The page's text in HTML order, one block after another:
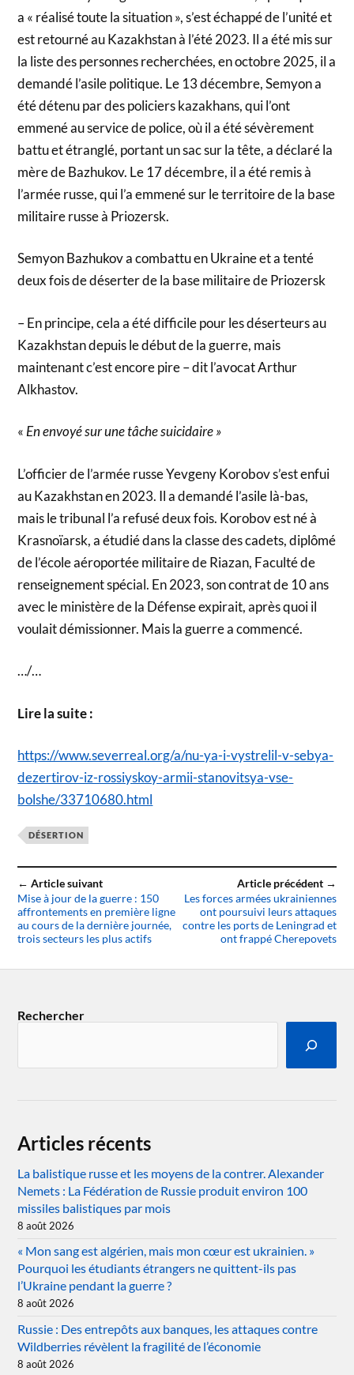
a « réalisé toute la situation », s’est échappé de l’unité et
est retourné au Kazakhstan à l’été 2023. Il a été mis sur
la liste des personnes recherchées, en octobre 2025, il a
demandé l’asile politique. Le 13 décembre, Semyon a
été détenu par des policiers kazakhans, qui l’ont
emmené au service de police, où il a été sévèrement
battu et étranglé, portant un sac sur la tête, a déclaré la
mère de Bazhukov. Le 17 décembre, il a été remis à
l’armée russe, qui l’a emmené sur le territoire de la base
militaire russe à Priozersk.
Semyon Bazhukov a combattu en Ukraine et a tenté
deux fois de déserter de la base militaire de Priozersk
– En principe, cela a été difficile pour les déserteurs au
Kazakhstan depuis le début de la guerre, mais
maintenant c’est encore pire – dit l’avocat Arthur
Alkhastov.
« En envoyé sur une tâche suicidaire »
L’officier de l’armée russe Yevgeny Korobov s’est enfui
au Kazakhstan en 2023. Il a demandé l’asile là-bas,
mais le tribunal l’a refusé deux fois. Korobov est né à
Krasnoïarsk, a étudié dans la classe des cadets, diplômé
de l’école aéroportée militaire de Riazan, Faculté de
renseignement spécial. En 2023, son contrat de 10 ans
avec le ministère de la Défense expirait, après quoi il
voulait démissionner. Mais la guerre a commencé.
…/…
Lire la suite :
https://www.severreal.org/a/nu-ya-i-vystrelil-v-sebya-
dezertirov-iz-rossiyskoy-armii-stanovitsya-vse-
bolshe/33710680.html
DÉSERTION
← Article suivant
Mise à jour de la guerre : 150
affrontements en première ligne
au cours de la dernière journée,
trois secteurs les plus actifs
Article précédent →
Les forces armées ukrainiennes
ont poursuivi leurs attaques
contre les ports de Leningrad et
ont frappé Cherepovets
Rechercher
Articles récents
La balistique russe et les moyens de la contrer. Alexander
Nemets : La Fédération de Russie produit environ 100
missiles balistiques par mois
8 août 2026
« Mon sang est algérien, mais mon cœur est ukrainien. »
Pourquoi les étudiants étrangers ne quittent-ils pas
l’Ukraine pendant la guerre ?
8 août 2026
Russie : Des entrepôts aux banques, les attaques contre
Wildberries révèlent la fragilité de l’économie
8 août 2026